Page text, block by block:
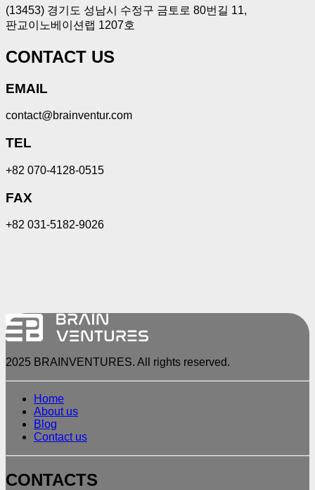
(13453) 경기도 성남시 수정구 금토로 80번길 11,
판교이노베이션랩 1207호
CONTACT US
EMAIL
contact@brainventur.com
TEL
+82 070-4128-0515
FAX
+82 031-5182-9026
2025 BRAINVENTURES. All rights reserved.
Home
About us
Blog
Contact us
CONTACTS